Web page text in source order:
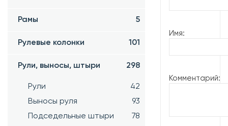
Рамы 5
Рулевые колонки 101
Рули, выносы, штыри 298
Рули
42
Выносы руля
93
Подседельные штыри
78
Имя:
Комментарий: